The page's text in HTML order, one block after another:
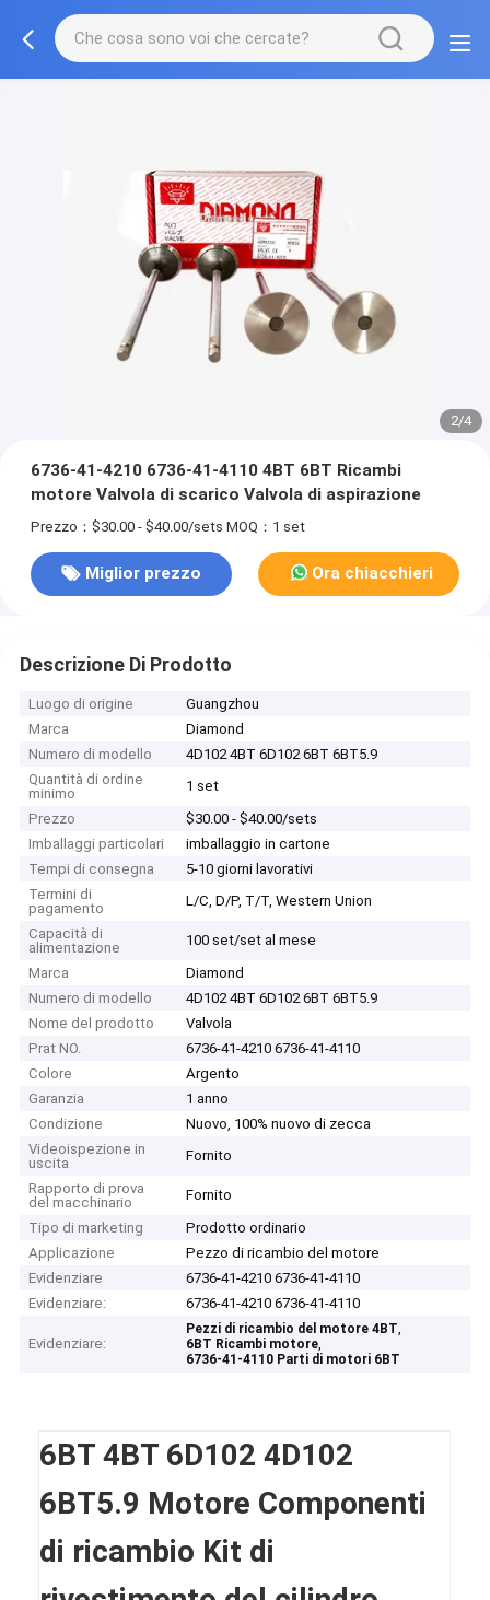
2/4
6736-41-4210 6736-41-4110 4BT 6BT Ricambi
motore Valvola di scarico Valvola di aspirazione
Prezzo：$30.00 - $40.00/sets MOQ：1 set
Miglior prezzo Ora chiacchieri
Descrizione Di Prodotto
Luogo di origine
Guangzhou
Marca
Diamond
Numero di modello
4D102 4BT 6D102 6BT 6BT5.9
Quantità di ordine
minimo
1 set
Prezzo
$30.00 - $40.00/sets
Imballaggi particolari
imballaggio in cartone
Tempi di consegna
5-10 giorni lavorativi
Termini di
pagamento
L/C, D/P, T/T, Western Union
Capacità di
alimentazione
100 set/set al mese
Marca
Diamond
Numero di modello
4D102 4BT 6D102 6BT 6BT5.9
Nome del prodotto
Valvola
Prat NO.
6736-41-4210 6736-41-4110
Colore
Argento
Garanzia
1 anno
Condizione
Nuovo, 100% nuovo di zecca
Videoispezione in
uscita
Fornito
Rapporto di prova
del macchinario
Fornito
Tipo di marketing
Prodotto ordinario
Applicazione
Pezzo di ricambio del motore
Evidenziare
6736-41-4210 6736-41-4110
Evidenziare:
6736-41-4210 6736-41-4110
Evidenziare:
Pezzi di ricambio del motore 4BT,
6BT Ricambi motore,
6736-41-4110 Parti di motori 6BT
6BT 4BT 6D102 4D102
6BT5.9 Motore Componenti
di ricambio Kit di